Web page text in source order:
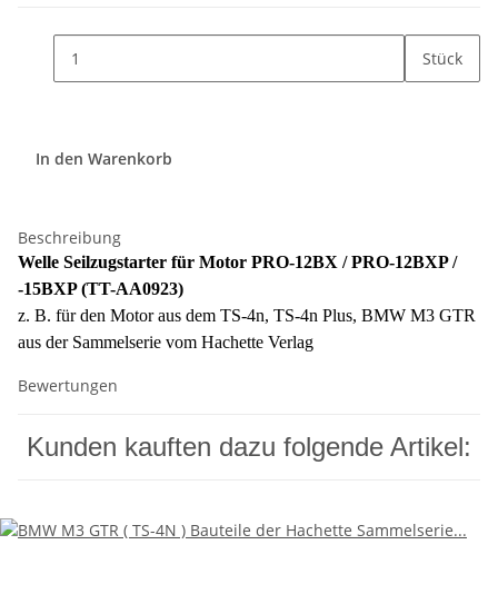
Stück
In den Warenkorb
Beschreibung
Welle Seilzugstarter für Motor PRO-12BX / PRO-12BXP /
-15BXP (TT-AA0923)
z. B. für den Motor aus dem TS-4n, TS-4n Plus, BMW M3 GTR
aus der Sammelserie vom Hachette Verlag
Bewertungen
Kunden kauften dazu folgende Artikel: